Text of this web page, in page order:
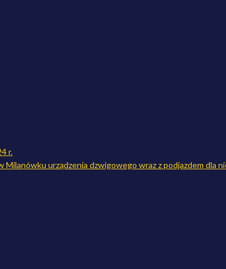
r.
urządzenia dzwigowego wraz z podjazdem dla